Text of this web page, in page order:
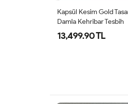
Kapsül Kesim Gold
Damla Kehribar Tesbih
13,499.90 TL